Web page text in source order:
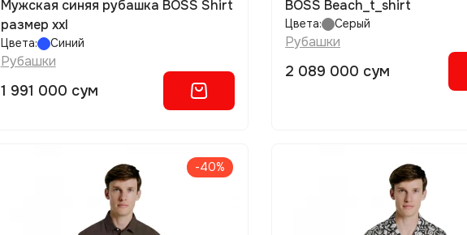
Мужская синяя рубашка BOSS Shirt
размер xxl
Цвета: Синий
Рубашки
1 991 000 сум
BOSS Beach_t_shirt
Цвета: Серый
Рубашки
2 089 000 сум
-40%